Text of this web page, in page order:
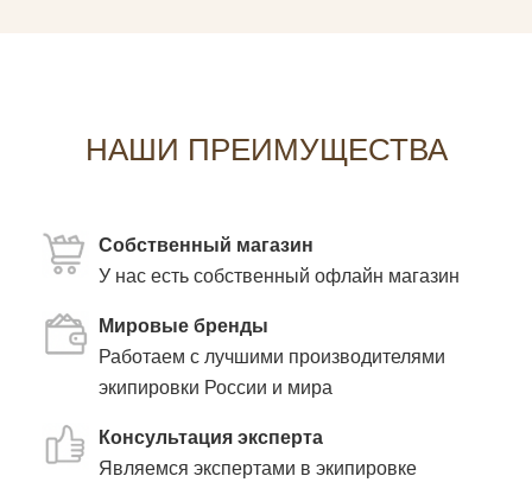
НАШИ ПРЕИМУЩЕСТВА
Собственный магазин
У нас есть собственный офлайн магазин
Мировые бренды
Работаем с лучшими производителями
экипировки России и мира
Консультация эксперта
Являемся экспертами в экипировке